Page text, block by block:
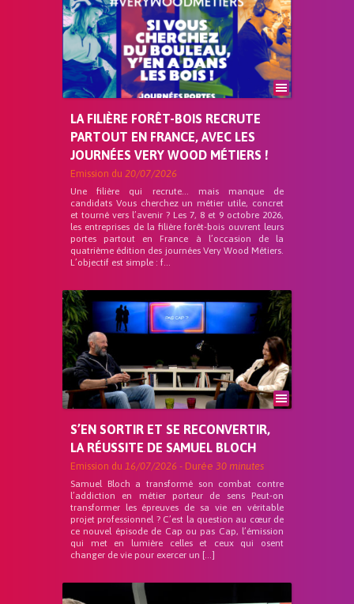
LA FILIÈRE FORÊT-BOIS RECRUTE
PARTOUT EN FRANCE, AVEC LES
JOURNÉES VERY WOOD MÉTIERS !
Emission du 20/07/2026
Une filière qui recrute… mais manque de
candidats Vous cherchez un métier utile, concret
et tourné vers l’avenir ? Les 7, 8 et 9 octobre 2026,
les entreprises de la filière forêt-bois ouvrent leurs
portes partout en France à l’occasion de la
quatrième édition des journées Very Wood Métiers.
L’objectif est simple : f...
S’EN SORTIR ET SE RECONVERTIR,
LA RÉUSSITE DE SAMUEL BLOCH
Emission du 16/07/2026 - Durée 30 minutes
Samuel Bloch a transformé son combat contre
l’addiction en métier porteur de sens Peut-on
transformer les épreuves de sa vie en véritable
projet professionnel ? C’est la question au cœur de
ce nouvel épisode de Cap ou pas Cap, l’émission
qui met en lumière celles et ceux qui osent
changer de vie pour exercer un […]